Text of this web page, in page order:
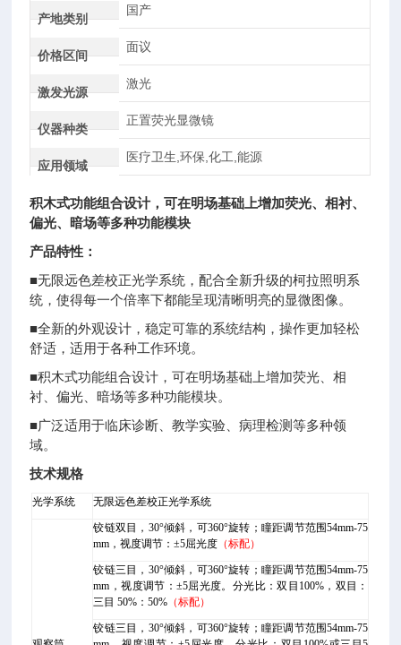
产地类别
国产
价格区间
面议
激发光源
激光
仪器种类
正置荧光显微镜
应用领域
医疗卫生,环保,化工,能源
积木式功能组合设计，可在明场基础上增加荧光、相衬、
偏光、暗场等多种功能模块
产品特性：
■无限远色差校正光学系统，配合全新升级的柯拉照明系
统，使得每一个倍率下都能呈现清晰明亮的显微图像。
■全新的外观设计，稳定可靠的系统结构，操作更加轻松
舒适，适用于各种工作环境。
■积木式功能组合设计，可在明场基础上增加荧光、相
衬、偏光、暗场等多种功能模块。
■广泛适用于临床诊断、教学实验、病理检测等多种领
域。
技术规格
光学系统 无限远色差校正光学系统
铰链双目，30°倾斜，可360°旋转；瞳距调节范围54mm-75
mm，视度调节：±5屈光度 （标配）
铰链三目，30°倾斜，可360°旋转；瞳距调节范围54mm-75
mm，视度调节：±5屈光度。分光比：双目100%，双目：
三目 50% ：50% （标配）
铰链三目，30°倾斜，可360°旋转；瞳距调节范围54mm-75